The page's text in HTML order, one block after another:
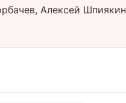
Алексей Шпиякин